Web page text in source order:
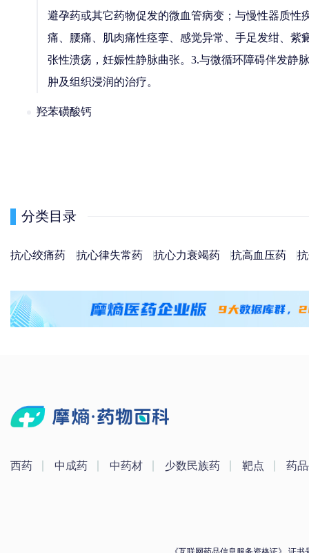
避孕药或其它药物促发的微血管病变；与慢性器质
痛、腰痛、肌肉痛性痉挛、感觉异常、手足发绀、
张性溃疡，妊娠性静脉曲张。3.与微循环障碍伴发
肿及组织浸润的治疗。
羟苯磺酸钙
分类目录
抗心绞痛药 抗心律失常药 抗心力衰竭药 抗高血压药
西药 中成药 中药材 少数民族药 靶点 药